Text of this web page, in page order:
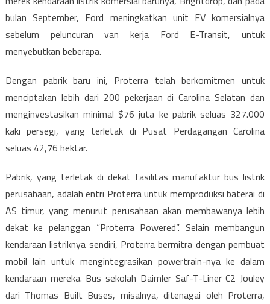
bulan September, Ford meningkatkan unit EV komersialnya
sebelum peluncuran van kerja Ford E-Transit, untuk
menyebutkan beberapa.
Dengan pabrik baru ini, Proterra telah berkomitmen untuk
menciptakan lebih dari 200 pekerjaan di Carolina Selatan dan
menginvestasikan minimal $76 juta ke pabrik seluas 327.000
kaki persegi, yang terletak di Pusat Perdagangan Carolina
seluas 42,76 hektar.
Pabrik, yang terletak di dekat fasilitas manufaktur bus listrik
perusahaan, adalah entri Proterra untuk memproduksi baterai di
AS timur, yang menurut perusahaan akan membawanya lebih
dekat ke pelanggan “Proterra Powered”. Selain membangun
kendaraan listriknya sendiri, Proterra bermitra dengan pembuat
mobil lain untuk mengintegrasikan powertrain-nya ke dalam
kendaraan mereka. Bus sekolah Daimler Saf-T-Liner C2 Jouley
dari Thomas Built Buses, misalnya, ditenagai oleh Proterra,